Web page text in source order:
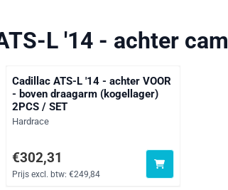
L '14 - achter
Cadillac ATS-L '14 - achter VOOR
- boven draagarm (kogellager)
2PCS / SET
Merk:
Hardrace
Prijs: 302,31, exclusief btw: 249,84
€302,31
Prijs excl. btw: €249,84